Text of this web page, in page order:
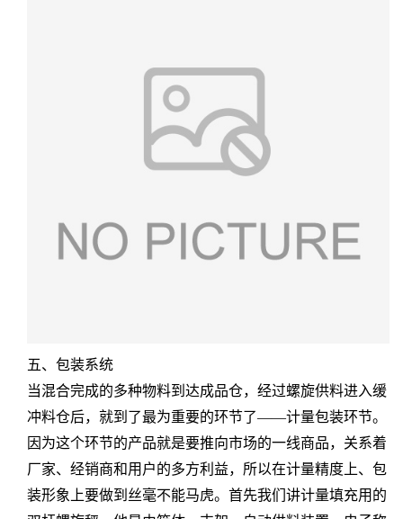
五、包装系统
当混合完成的多种物料到达成品仓，经过螺旋供料进入缓
冲料仓后，就到了最为重要的环节了——计量包装环节。
因为这个环节的产品就是要推向市场的一线商品，关系着
厂家、经销商和用户的多方利益，所以在计量精度上、包
装形象上要做到丝毫不能马虎。首先我们讲计量填充用的